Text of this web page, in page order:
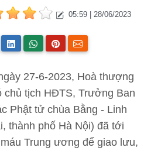
05:59 | 28/06/2023
27-6-2023, Hoà thượng
chủ tịch HĐTS, Trưởng Ban
Phật tử chùa Bằng - Linh
thành phố Hà Nội) đã tới
Trung ương để giao lưu,